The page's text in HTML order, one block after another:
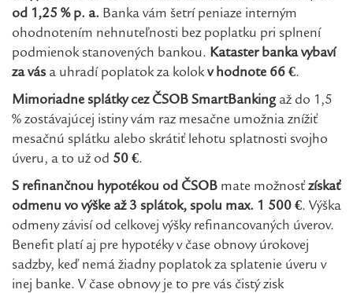
od 1,25 % p. a. Banka vám šetrí peniaze interným
ohodnotením nehnuteľnosti bez poplatku pri splnení
podmienok stanovených bankou. Kataster banka vybaví
za vás a uhradí poplatok za kolokv hodnote 66 €.
Mimoriadne splátky cez ČSOB SmartBanking až do 1,5
% zostávajúcej istiny vám raz mesačne umožnia znížiť
mesačnú splátku alebo skrátiť lehotu splatnosti svojho
úveru, a to už od 50 €.
S refinančnou hypotékou od ČSOB mate možnosť získať
odmenu vo výške až 3 splátok, spolu max. 1 500 €. Výška
odmeny závisí od celkovej výšky refinancovaných úverov.
Benefit platí aj pre hypotéky v čase obnovy úrokovej
sadzby, keď nemá žiadny poplatok za splatenie úveru v
inej banke. V čase obnovy je to pre vás čistý zisk